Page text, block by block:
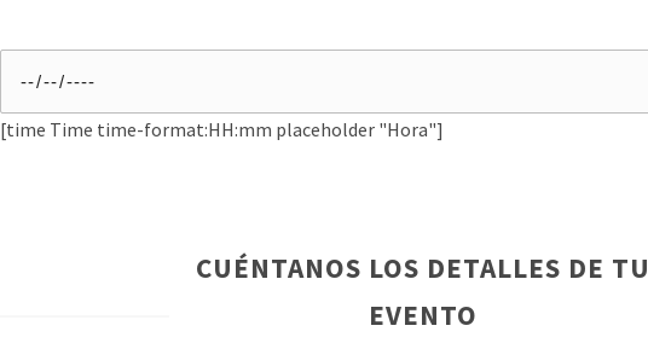
[time Time time-format:HH:mm placeholder "Hora"]
CUÉNTANOS LOS DETALLES DE TU
EVENTO